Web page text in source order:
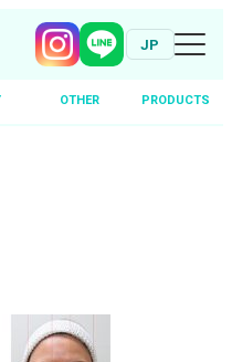
JP
OTHER PRODUCTS